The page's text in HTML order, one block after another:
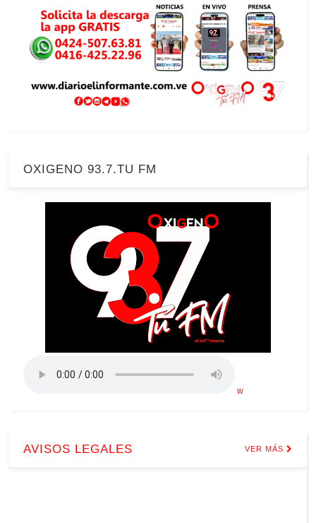
OXIGENO 93.7.TU FM
w
AVISOS LEGALES VER MÁS